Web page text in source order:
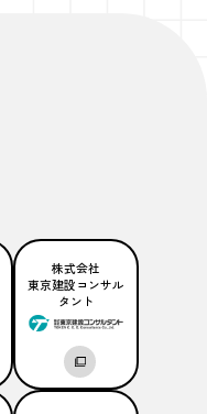
株式会社
東京建設コンサル
タント